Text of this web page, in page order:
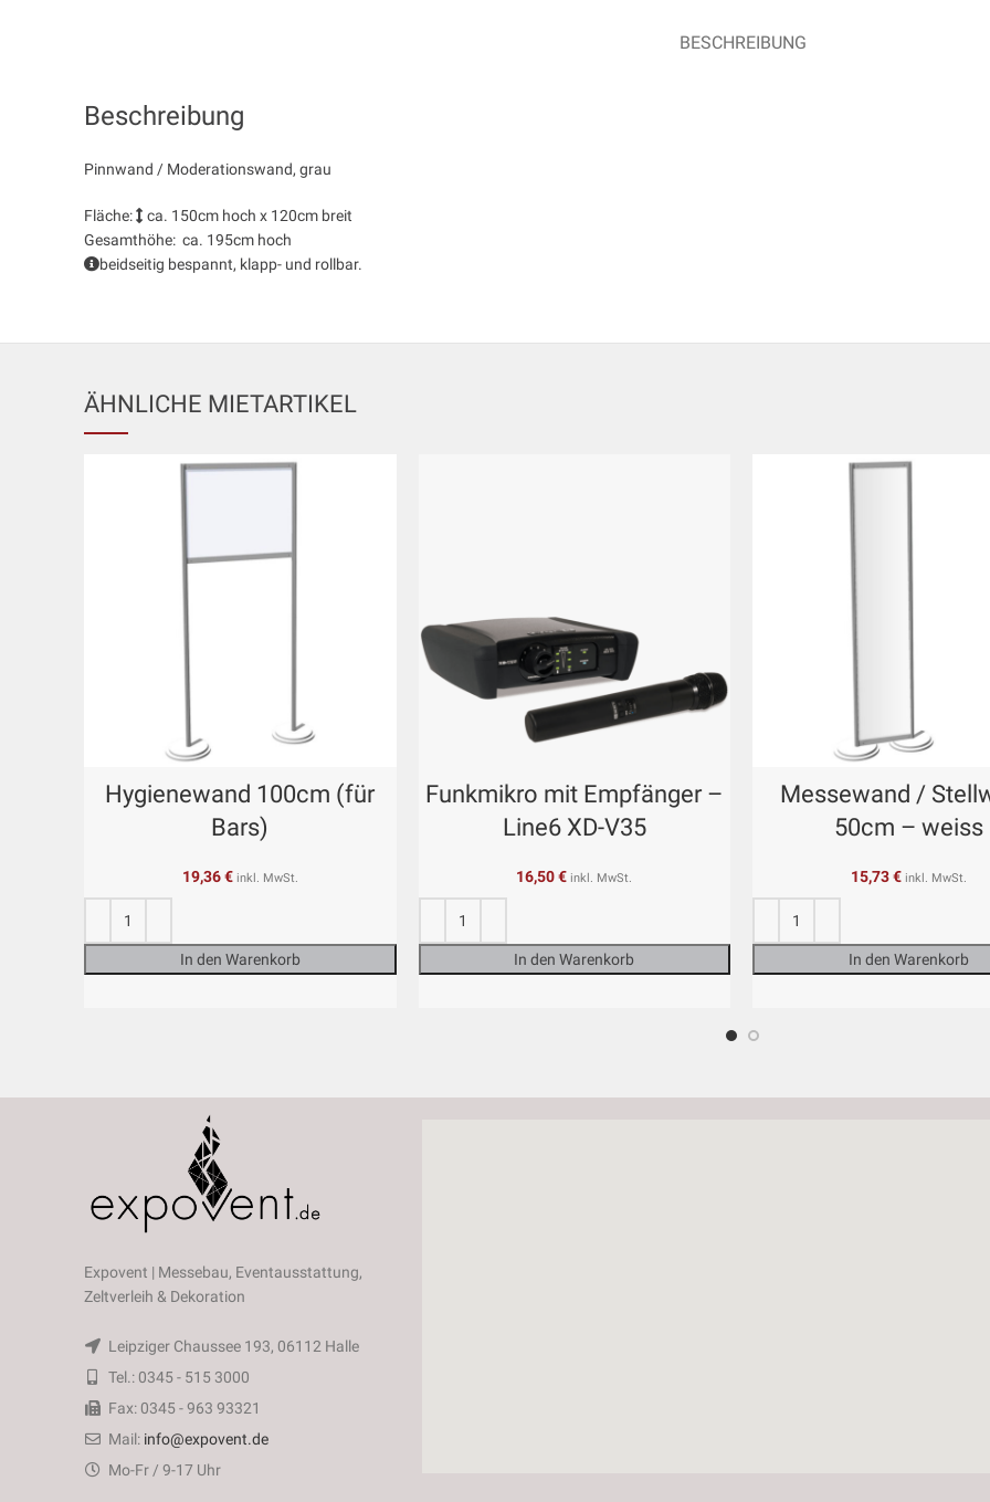
BESCHREIBUNG
Beschreibung
Pinnwand / Moderationswand, grau
Fläche:
ca. 150cm hoch x 120cm breit
Gesamthöhe: ca. 195cm hoch
beidseitig bespannt, klapp- und rollbar.
ÄHNLICHE MIETARTIKEL
Hygienewand 100cm (für
Bars)
19,36€ inkl. MwSt.
In den Warenkorb
Funkmikro mit Empfänger –
Line6 XD-V35
16,50€ inkl. MwSt.
In den Warenkorb
Messewand /
50cm – weiss
15,73€ inkl. MwSt.
In den Warenkorb
Expovent | Messebau, Eventausstattung,
Zeltverleih & Dekoration
Leipziger Chaussee 193, 06112 Halle
Tel.: 0345 - 515 3000
Fax: 0345 - 963 93321
Mail: info@expovent.de
Mo-Fr / 9-17 Uhr